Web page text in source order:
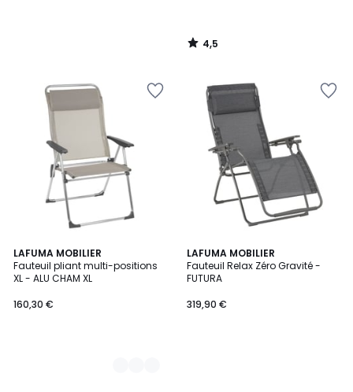
4,5
/
LAFUMA MOBILIER
Fauteuil pliant multi-positions
XL - ALU CHAM XL
160,30 €
2
Couleurs
LAFUMA MOBILIER
Fauteuil Relax Zéro Gravité -
FUTURA
319,90 €